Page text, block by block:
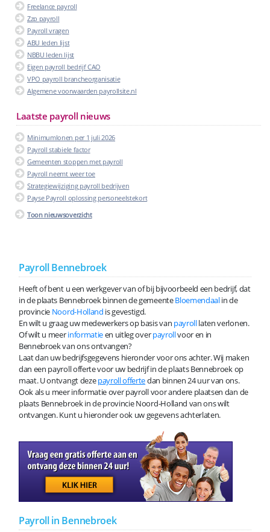
Freelance payroll
Zzp payroll
Payroll vragen
ABU leden lijst
NBBU leden lijst
Eigen payroll bedrijf CAO
VPO payroll brancheorganisatie
Algemene voorwaarden payrollsite.nl
Laatste payroll nieuws
Minimumlonen per 1 juli 2026
Payroll stabiele factor
Gemeenten stoppen met payroll
Payroll neemt weer toe
Strategiewijziging payroll bedrijven
Payse Payroll oplossing personeelstekort
Toon nieuwsoverzicht
Payroll Bennebroek
Heeft of bent u een werkgever van of bij bijvoorbeeld een bedrijf, dat
in de plaats Bennebroek binnen de gemeenteBloemendaalin de
provincie Noord-Holland is gevestigd.
En wilt u graag uw medewerkers op basis van payrolllaten verlonen.
Of wilt u meerinformatieen uitleg overpayrollvoor en in
Bennebroek van ons ontvangen?
Laat dan uw bedrijfsgegevens hieronder voor ons achter. Wij maken
dan een payroll offerte voor uw bedrijf in de plaats Bennebroek op
maat. U ontvangt dezepayroll offertedan binnen 24 uur van ons.
Ook als u meer informatie over payroll voor andere plaatsen dan de
plaats Bennebroek in de provincie Noord-Holland van ons wilt
ontvangen. Kunt u hieronder ook uw gegevens achterlaten.
Payroll in Bennebroek